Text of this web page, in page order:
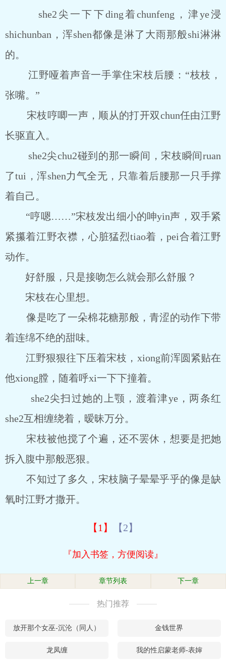
she2尖一下下ding着chunfeng，津ye浸
shichunban，浑shen都像是淋了大雨那般shi淋淋
的。
江野哑着声音一手掌住宋枝后腰：“枝枝，
张嘴。”
宋枝哼唧一声，顺从的打开双chun任由江野
长驱直入。
she2尖chu2碰到的那一瞬间，宋枝瞬间ruan
了tui，浑shen力气全无，只靠着后腰那一只手撑
着自己。
“哼嗯……”宋枝发出细小的呻yin声，双手紧
紧攥着江野衣襟，心脏猛烈tiao着，pei合着江野
动作。
好舒服，只是接吻怎么就会那么舒服？
宋枝在心里想。
像是吃了一朵棉花糖那般，青涩的动作下带
着连绵不绝的甜味。
江野狠狠往下压着宋枝，xiong前浑圆紧贴在
他xiong膛，随着呼xi一下下撞着。
she2尖扫过她的上颚，渡着津ye，两条红
she2互相缠绕着，暧昧万分。
宋枝被他搅了个遍，还不罢休，想要是把她
拆入腹中那般恶狠。
不知过了多久，宋枝脑子晕晕乎乎的像是缺
氧时江野才撒开。
【1】 【2】
『加入书签，方便阅读』
上一章 章节列表 下一章
热门推荐
放开那个女巫-沉沦（同人） 金钱世界
龙凤缠 我的性启蒙老师-表婶